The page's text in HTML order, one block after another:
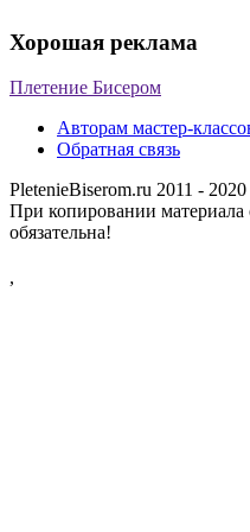
Хорошая реклама
Плетение Бисером
Авторам мастер-
Обратная связь
PletenieBiserom.ru 2011 -
При копировании материала
обязательна!
,